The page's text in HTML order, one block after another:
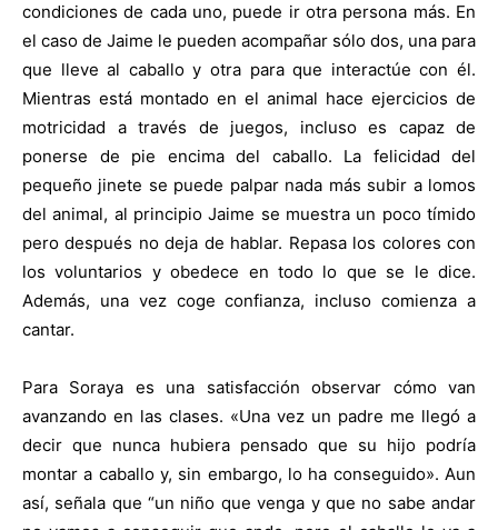
condiciones de cada uno, puede ir otra persona más. En
el caso de Jaime le pueden acompañar sólo dos, una para
que lleve al caballo y otra para que interactúe con él.
Mientras está montado en el animal hace ejercicios de
motricidad a través de juegos, incluso es capaz de
ponerse de pie encima del caballo. La felicidad del
pequeño jinete se puede palpar nada más subir a lomos
del animal, al principio Jaime se muestra un poco tímido
pero después no deja de hablar. Repasa los colores con
los voluntarios y obedece en todo lo que se le dice.
Además, una vez coge confianza, incluso comienza a
cantar.
Para Soraya es una satisfacción observar cómo van
avanzando en las clases. «Una vez un padre me llegó a
decir que nunca hubiera pensado que su hijo podría
montar a caballo y, sin embargo, lo ha conseguido». Aun
así, señala que “un niño que venga y que no sabe andar